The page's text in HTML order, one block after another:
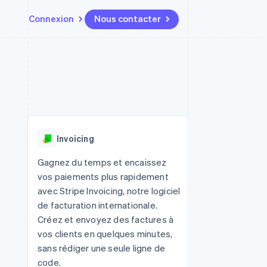
Connexion Nous contacter
Radar
Constitution d'une entreprise
Climate
Élimination du carbone
Identity
Vérification de l'identité
État des API
Invoicing
Gagnez du temps et encaissez
vos paiements plus rapidement
avec Stripe Invoicing, notre logiciel
de facturation internationale.
Créez et envoyez des factures à
vos clients en quelques minutes,
sans rédiger une seule ligne de
code.